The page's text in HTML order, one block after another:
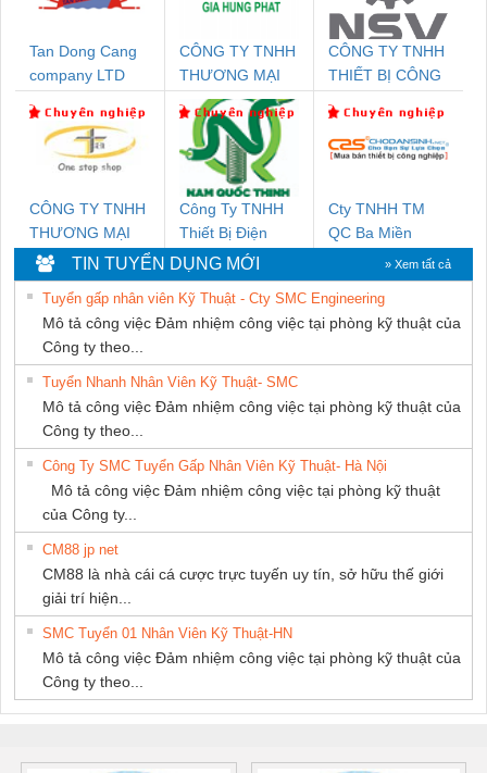
Tan Dong Cang
company LTD
CÔNG TY TNHH
THƯƠNG MẠI
DỊCH VỤ KỸ
THUẬT ĐIỆN CƠ
GIA HƯNG
PHÁT
CÔNG TY TNHH
THIẾT BỊ CÔNG
SETSUBI VIỆT
NAM
CÔNG TY TNHH
THƯƠNG MẠI
THIÊN ÂN VIỆT
NAM
Công Ty TNHH
Thiết Bị Điện
Nam Quốc Thịnh
Cty TNHH TM
QC Ba Miền
TIN TUYỂN DỤNG MỚI » Xem tất cả
Tuyển gấp nhân viên Kỹ Thuật - Cty SMC Engineering
Mô tả công việc Đảm nhiệm công việc tại phòng kỹ thuật của
Công ty theo...
Tuyển Nhanh Nhân Viên Kỹ Thuật- SMC
Mô tả công việc Đảm nhiệm công việc tại phòng kỹ thuật của
Công ty theo...
Công Ty SMC Tuyển Gấp Nhân Viên Kỹ Thuật- Hà Nội
Mô tả công việc Đảm nhiệm công việc tại phòng kỹ thuật
của Công ty...
CM88 jp net
CM88 là nhà cái cá cược trực tuyến uy tín, sở hữu thế giới
giải trí hiện...
SMC Tuyển 01 Nhân Viên Kỹ Thuật-HN
Mô tả công việc Đảm nhiệm công việc tại phòng kỹ thuật của
Công ty theo...